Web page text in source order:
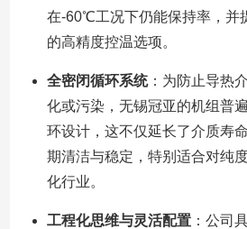
在-60℃工况下仍能保持率，
的高精度控温选项。
全密闭循环系统：为防止导热
化或污染，无锡冠亚的机组普
环设计，这不仅延长了介质寿
期清洁与稳定，特别适合对纯
化行业。
工程化思维与灵活配置：公司